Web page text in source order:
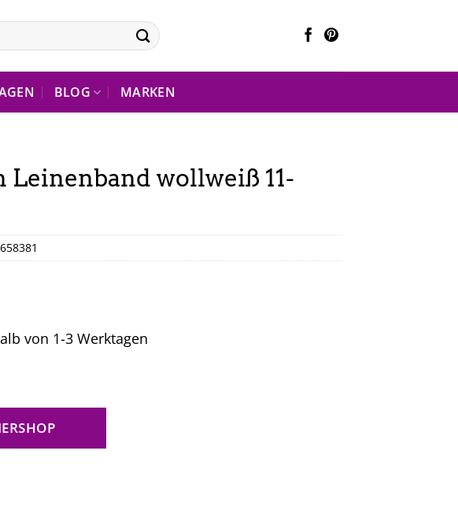
BLOG MARKEN
Leinenband wollweiß 11-
von 1-3 Werktagen